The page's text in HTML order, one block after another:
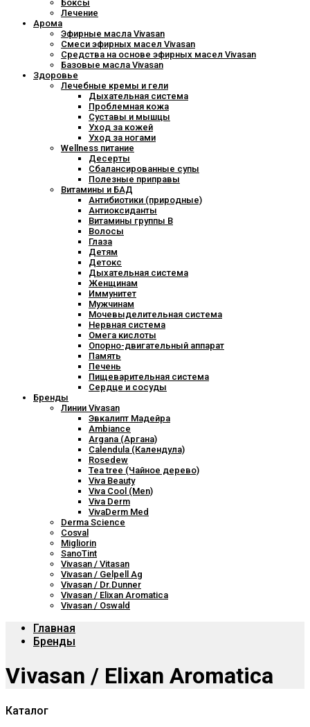
Боксы
Лечение
Арома
Эфирные масла Vivasan
Смеси эфирных масел Vivasan
Средства на основе эфирных масел Vivasan
Базовые масла Vivasan
Здоровье
Лечебные кремы и гели
Дыхательная система
Проблемная кожа
Суставы и мышцы
Уход за кожей
Уход за ногами
Wellness питание
Десерты
Сбалансированные супы
Полезные приправы
Витамины и БАД
Антибиотики (природные)
Антиоксиданты
Витамины группы В
Волосы
Глаза
Детям
Детокс
Дыхательная система
Женщинам
Иммунитет
Мужчинам
Мочевыделительная система
Нервная система
Омега кислоты
Опорно-двигательный аппарат
Память
Печень
Пищеварительная система
Сердце и сосуды
Бренды
Линии Vivasan
Эвкалипт Мадейра
Ambiance
Argana (Аргана)
Calendula (Календула)
Rosedew
Tea tree (Чайное дерево)
Viva Beauty
Viva Cool (Men)
Viva Derm
VivaDerm Med
Derma Science
Cosval
Migliorin
SanoTint
Vivasan / Vitasan
Vivasan / Gelpell Ag
Vivasan / Dr.Dunner
Vivasan / Elixan Aromatica
Vivasan / Oswald
Главная
Бренды
Vivasan / Elixan Aromatica
Каталог